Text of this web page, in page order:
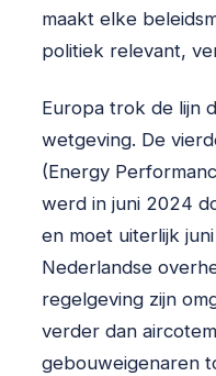
maakt elke
politiek relevant,
Europa trok de lijn
wetgeving. De
(Energy
werd in juni 2024
en moet uiterlijk
Nederlandse
regelgeving zijn
verder dan
gebouweigenaren